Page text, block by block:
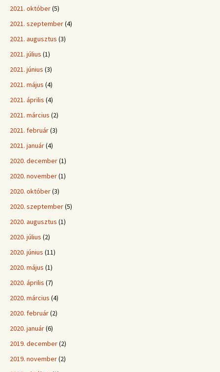
2021. október(5)
2021. szeptember(4)
2021. augusztus (3)
2021. július (1)
2021. június (3)
2021. május (4)
2021. április (4)
2021. március (2)
2021. február(3)
2021. január(4)
2020. december(1)
2020. november(1)
2020. október(3)
2020. szeptember(5)
2020. augusztus (1)
2020. július (2)
2020. június (11)
2020. május (1)
2020. április (7)
2020. március (4)
2020. február(2)
2020. január(6)
2019. december(2)
2019. november(2)